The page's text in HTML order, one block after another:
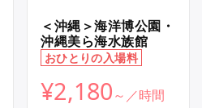
＜沖縄＞海洋博公園・
沖縄美ら海水族館
おひとりの入場料
¥2,180